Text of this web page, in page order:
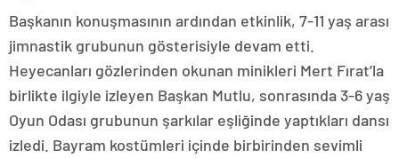
Başkanın konuşmasının ardından etkinlik, 7-11 yaş arası
jimnastik grubunun gösterisiyle devam etti.
Heyecanları gözlerinden okunan minikleri Mert Fırat’la
birlikte ilgiyle izleyen Başkan Mutlu, sonrasında 3-6 yaş
Oyun Odası grubunun şarkılar eşliğinde yaptıkları dansı
izledi. Bayram kostümleri içinde birbirinden sevimli